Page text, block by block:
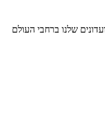
שלנו ברחבי העולם